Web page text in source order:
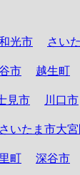
光市 さい
市 越生町
見市 川口市
さいたま市大
町 深谷市